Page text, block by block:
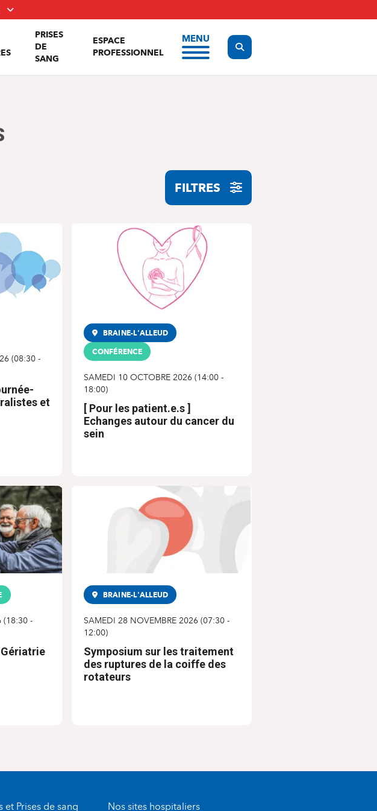
PRISES
DE
SANG
ESPACE
PROFESSIONNEL
MENU
Display the search form
FILTRES
(08:30-
et
BRAINE-L'ALLEUD
CONFÉRENCE
SAMEDI 10 OCTOBRE 2026 (14:00 -
18:00)
[ Pour les patient.e.s ]
Echanges autour du cancer du
sein
(18:30-
BRAINE-L'ALLEUD
SAMEDI 28 NOVEMBRE 2026 (07:30 -
12:00)
Symposium sur les traitement
des ruptures de la coiffe des
rotateurs
et Prises de sang Nos sites hospitaliers